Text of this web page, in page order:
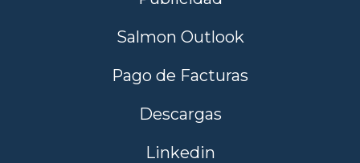
Salmon Outlook
Pago de Facturas
Descargas
Linkedin